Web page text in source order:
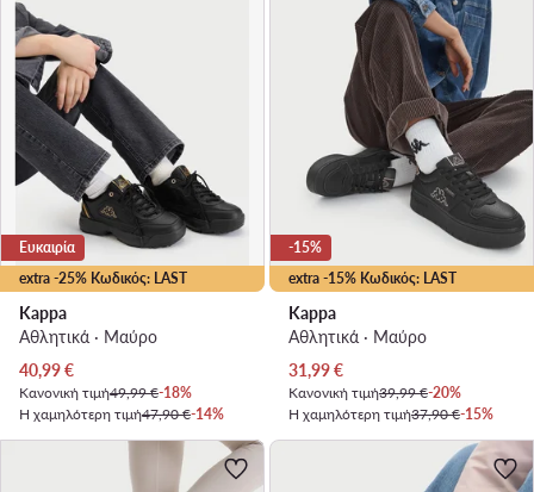
extra -25% Κωδικός: LAST
Ευκαιρία
Kappa
Αθλητικά · Μαύρο
Τρέχουσα τιμή
40,99€
Κανονική τιμή49,99 €-18%
Η χαμηλότερη τιμή47,90 €-14%
extra -15% Κωδικός: LAST
-15%
Kappa
Αθλητικά · Μαύρο
Τρέχουσα τιμή
31,99€
Κανονική τιμή39,99 €-20%
Η χαμηλότερη τιμή37,90 €-15%